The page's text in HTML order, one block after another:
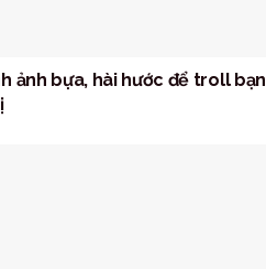
ảnh bựa, hài hước để troll bạn